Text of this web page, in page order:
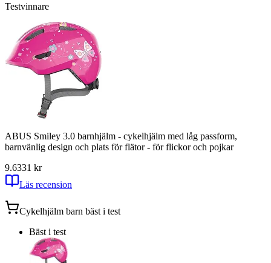
Testvinnare
ABUS Smiley 3.0 barnhjälm - cykelhjälm med låg passform,
barnvänlig design och plats för flätor - för flickor och pojkar
9.6331 kr
Läs recension
Cykelhjälm barn bäst i test
Bäst i test